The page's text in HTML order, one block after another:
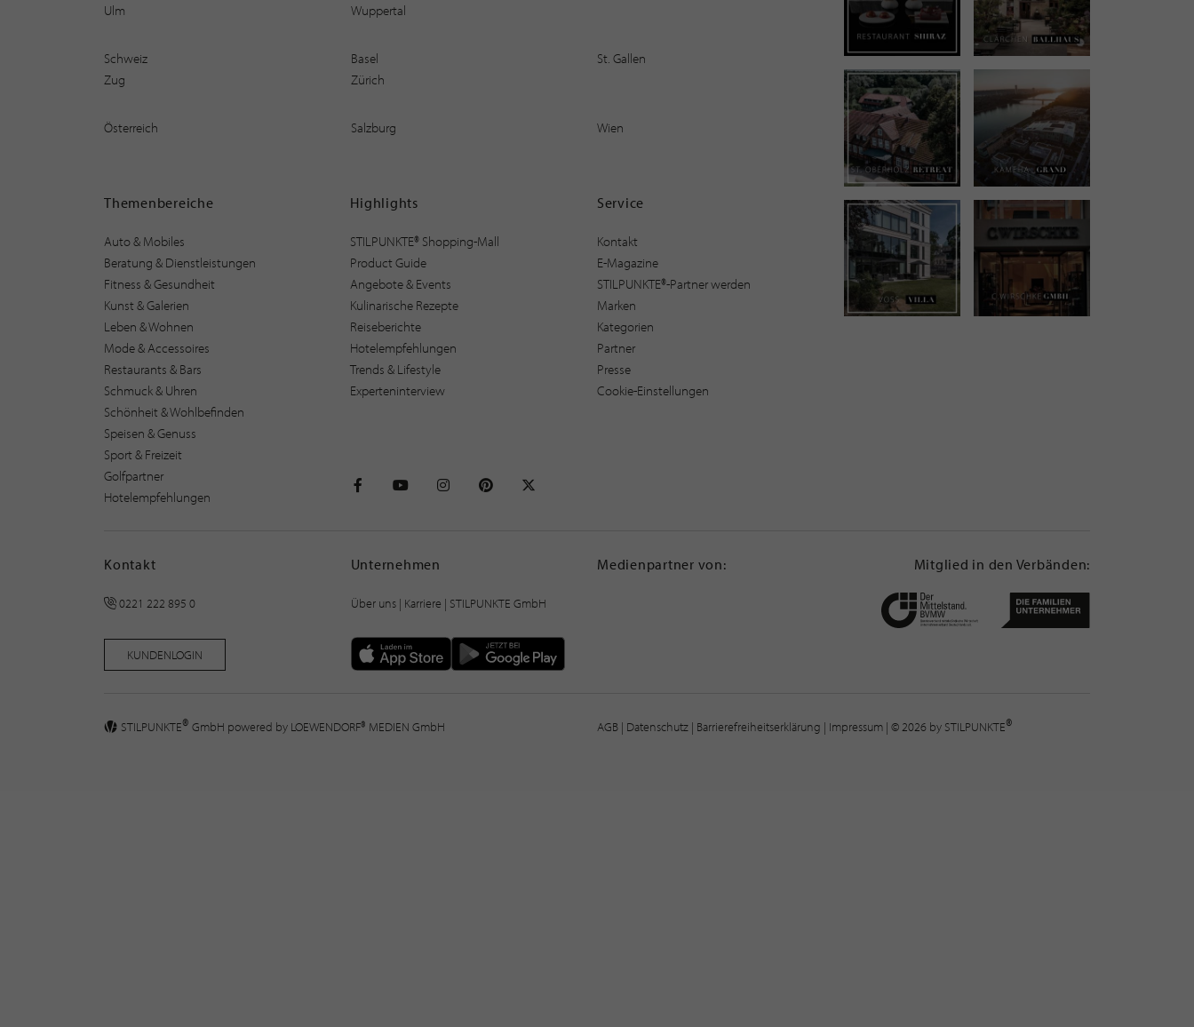
Ulm
Wuppertal
Schweiz Basel
St. Gallen
Zug
Zürich
Österreich Salzburg Wien
Themenbereiche
Auto & Mobiles
Beratung & Dienstleistungen
Fitness & Gesundheit
Kunst & Galerien
Leben & Wohnen
Mode & Accessoires
Restaurants & Bars
Schmuck & Uhren
Schönheit & Wohlbefinden
Speisen & Genuss
Sport & Freizeit
Golfpartner
Hotelempfehlungen
Highlights
STILPUNKTE® Shopping-Mall
Product Guide
Angebote & Events
Kulinarische Rezepte
Reiseberichte
Hotelempfehlungen
Trends & Lifestyle
Experteninterview
Service
Kontakt
E-Magazine
STILPUNKTE®-Partner werden
Marken
Kategorien
Partner
Presse
Cookie-Einstellungen
Kontakt
0221 222 895 0
KUNDENLOGIN
Unternehmen
Über uns| Karriere | STILPUNKTE GmbH
Medienpartner von: Mitglied in den Verbänden:
STILPUNKTE® GmbH powered by LOEWENDORF® MEDIEN GmbH AGB | Datenschutz | Barrierefreiheitserklärung | Impressum | © 2026 by STILPUNKTE®